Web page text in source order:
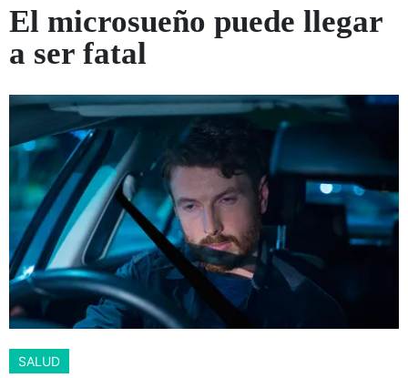
El microsueño puede llegar
a ser fatal
SALUD